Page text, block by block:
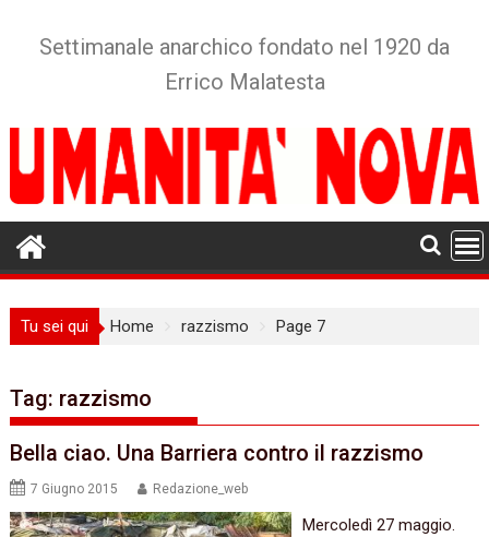
Settimanale anarchico fondato nel 1920 da
Errico Malatesta
Tu sei qui Home razzismo Page 7
Tag: razzismo
Bella ciao.‭ ‬Una Barriera contro il razzismo
7 Giugno 2015 Redazione_web
‬Mercoledì‭ ‬27‭ ‬maggio.‭